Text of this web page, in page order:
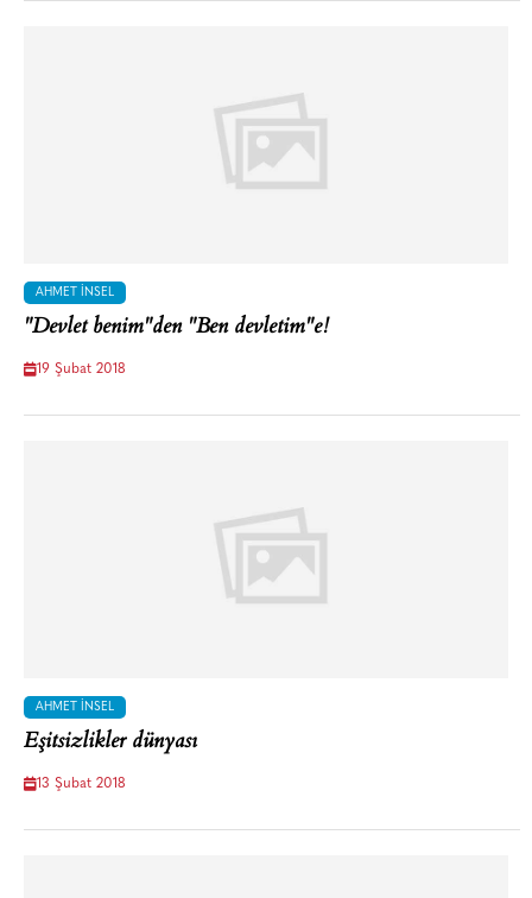
AHMET İNSEL
"Devlet benim"den "Ben devletim"e!
19 Şubat 2018
AHMET İNSEL
Eşitsizlikler dünyası
13 Şubat 2018